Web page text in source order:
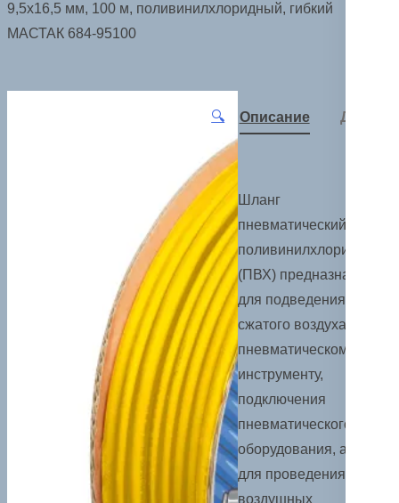
9,5х16,5 мм, 100 м, поливинилхлоридный, гибкий
МАСТАК 684-95100
🔍 Описание Детали
Шланг
пневматический
поливинилхлоридный
(ПВХ) предназначен
для подведения
сжатого воздуха к
пневматическому
инструменту,
подключения
пневматического
оборудования, а также
для проведения
воздушных